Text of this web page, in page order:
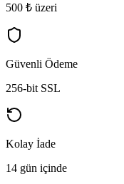
500 ₺ üzeri
Güvenli Ödeme
256-bit SSL
Kolay İade
14 gün içinde